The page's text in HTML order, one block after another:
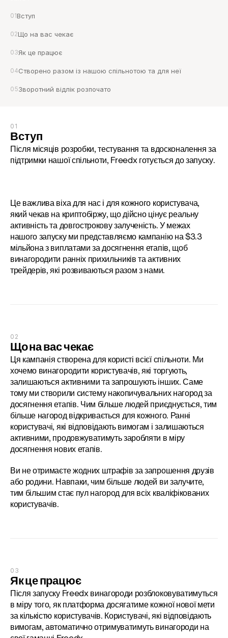
01Вступ
02Що на вас чекає
03Як це працює
04Створено разом із нашою спільнотою та для неї
05Зворотний відлік розпочато
01
Вступ
Після місяців розробки, тестування та вдосконалення за
підтримки нашої спільноти, Freedx готується до запуску.
Це важлива віха для нас і для кожного користувача,
який чекав на криптобіржу, що дійсно цінує реальну
активність та довгострокову залученість. У межах
нашого запуску ми представляємо кампанію на $3.3
мільйона з виплатами за досягнення етапів, щоб
винагородити ранніх прихильників та активних
трейдерів, які розвиваються разом з нами.
02
Що на вас чекає
Ця кампанія створена для користі всієї спільноти. Ми
хочемо винагородити користувачів, які торгують,
залишаються активними та запрошують інших. Саме
тому ми створили систему накопичувальних нагород за
досягнення етапів. Чим більше людей приєднується, тим
більше нагород відкривається для кожного. Ранні
користувачі, які відповідають вимогам і залишаються
активними, продовжуватимуть заробляти в міру
досягнення нових етапів.
Ви не отримаєте жодних штрафів за запрошення друзів
або родини. Навпаки, чим більше людей ви залучите,
тим більшим стає пул нагород для всіх кваліфікованих
користувачів.
03
Як це працює
Після запуску Freedx винагороди розблоковуватимуться
в міру того, як платформа досягатиме кожної нової мети
за кількістю користувачів. Користувачі, які відповідають
вимогам, автоматично отримуватимуть винагороди на